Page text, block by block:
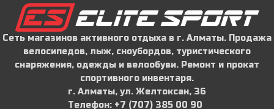
Сеть магазинов активного отдыха в г. Алматы. Продажа
велосипедов, лыж, сноубордов, туристического
снаряжения, одежды и велообуви. Ремонт и прокат
спортивного инвентаря.
г. Алматы, ул. Желтоксан, 36
Телефон: ‪+7 (707) 385 00 90‬